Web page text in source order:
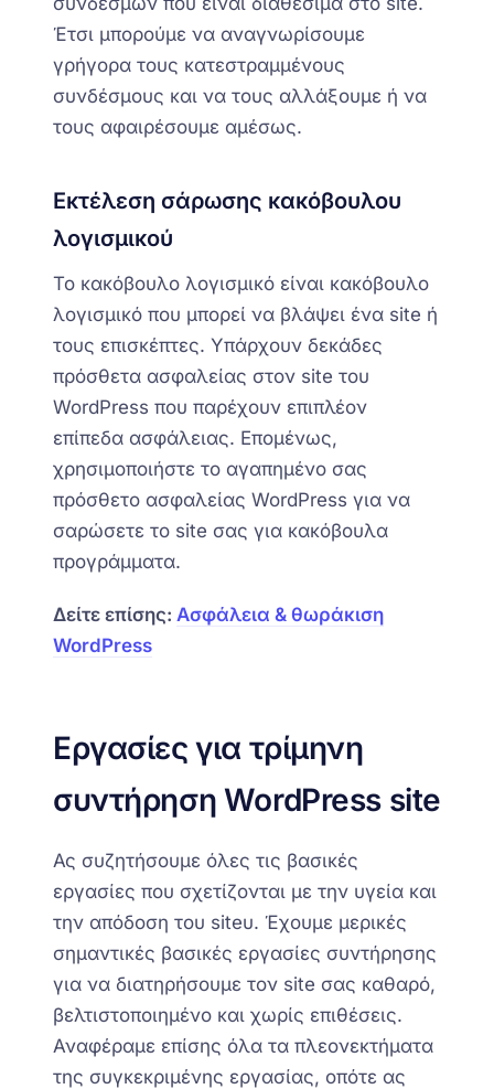
Έτσι μπορούμε να αναγνωρίσουμε
γρήγορα τους κατεστραμμένους
συνδέσμους και να τους αλλάξουμε ή να
τους αφαιρέσουμε αμέσως.
Εκτέλεση σάρωσης κακόβουλου
λογισμικού
Το κακόβουλο λογισμικό είναι κακόβουλο
λογισμικό που μπορεί να βλάψει ένα site ή
τους επισκέπτες. Υπάρχουν δεκάδες
πρόσθετα ασφαλείας στον site του
WordPress που παρέχουν επιπλέον
επίπεδα ασφάλειας. Επομένως,
χρησιμοποιήστε το αγαπημένο σας
πρόσθετο ασφαλείας WordPress για να
σαρώσετε το site σας για κακόβουλα
προγράμματα.
Δείτε επίσης: Ασφάλεια & θωράκιση
WordPress
Εργασίες για τρίμηνη
συντήρηση WordPress site
Ας συζητήσουμε όλες τις βασικές
εργασίες που σχετίζονται με την υγεία και
την απόδοση του siteυ. Έχουμε μερικές
σημαντικές βασικές εργασίες συντήρησης
για να διατηρήσουμε τον site σας καθαρό,
βελτιστοποιημένο και χωρίς επιθέσεις.
Αναφέραμε επίσης όλα τα πλεονεκτήματα
της συγκεκριμένης εργασίας, οπότε ας